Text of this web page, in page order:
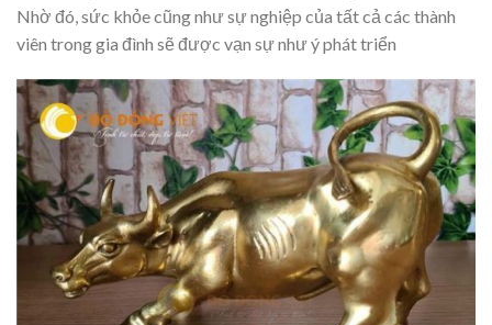
Nhờ đó, sức khỏe cũng như sự nghiệp của tất cả các thành
viên trong gia đình sẽ được vạn sự như ý phát triển